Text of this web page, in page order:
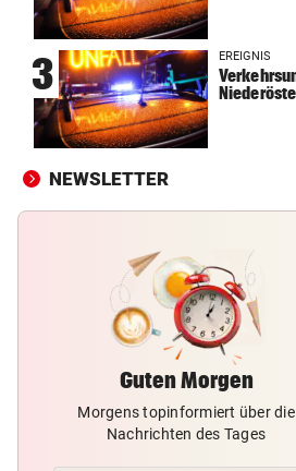
Freundin über Jahre hinweg
bedroht und missbraucht
DONNERSTAGS-SPECIAL vor
Erleben Sie den Auftakt der
Champions Tour!
HIT IN SALZBURG SCHULD
Ungewöhnlich! Warum Rapid
3 EREIGNIS
NEWSLETTER
Guten Morgen
Morgens topinformiert über die
Nachrichten des Tages